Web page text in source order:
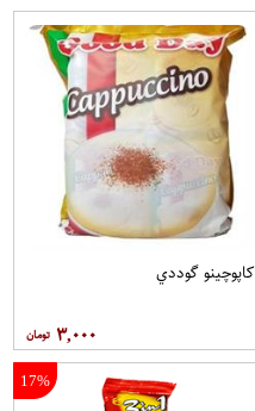
کاپوچينو گوددي
۳,۰۰۰
17%